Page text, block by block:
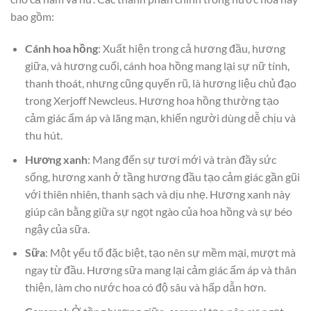
bao gồm:
Cánh hoa hồng: Xuất hiện trong cả hương đầu, hương
giữa, và hương cuối, cánh hoa hồng mang lại sự nữ tính,
thanh thoát, nhưng cũng quyến rũ, là hương liệu chủ đạo
trong Xerjoff Newcleus. Hương hoa hồng thường tạo
cảm giác ấm áp và lãng mạn, khiến người dùng dễ chịu và
thu hút.
Hương xanh: Mang đến sự tươi mới và tràn đầy sức
sống, hương xanh ở tầng hương đầu tạo cảm giác gần gũi
với thiên nhiên, thanh sạch và dịu nhẹ. Hương xanh này
giúp cân bằng giữa sự ngọt ngào của hoa hồng và sự béo
ngậy của sữa.
Sữa: Một yếu tố đặc biệt, tạo nên sự mềm mại, mượt mà
ngay từ đầu. Hương sữa mang lại cảm giác ấm áp và thân
thiện, làm cho nước hoa có độ sâu và hấp dẫn hơn.